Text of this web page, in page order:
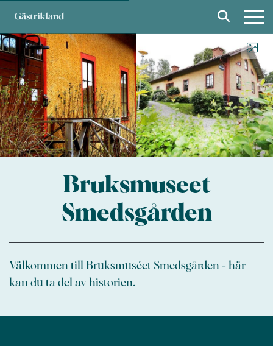
Bruksmuseet
Smedsgården
Välkommen till Bruksmuséet Smedsgården - här
kan du ta del av historien.